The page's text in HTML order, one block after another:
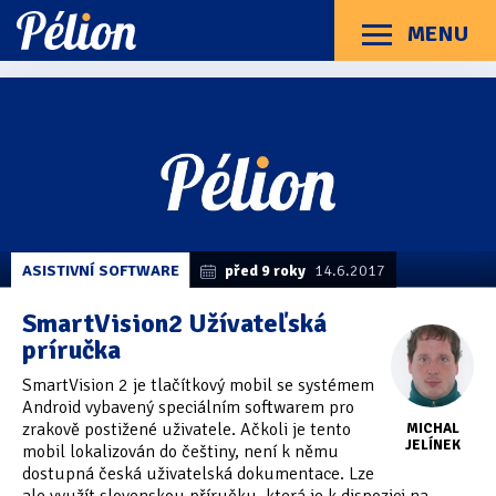
Přejít
na
štítky
Přejít
na
kategorie
Přejít
na
obsah
MENU
Menu
Braillské řádky(31)
Lupy(8)
Mobilní zařízení
Počítače a notebooky(66)
Zápisníky(7)
kategorie
ASISTIVNÍ SOFTWARE před 9 roky 14.6.2017
MICHAL
JELÍNEK
SmartVision2 Užívateľská
príručka
SmartVision 2 je tlačítkový mobil se systémem
Android vybavený speciálním softwarem pro
zrakově postižené uživatele. Ačkoli je tento
mobil lokalizován do češtiny, není k němu
dostupná česká uživatelská dokumentace. Lze